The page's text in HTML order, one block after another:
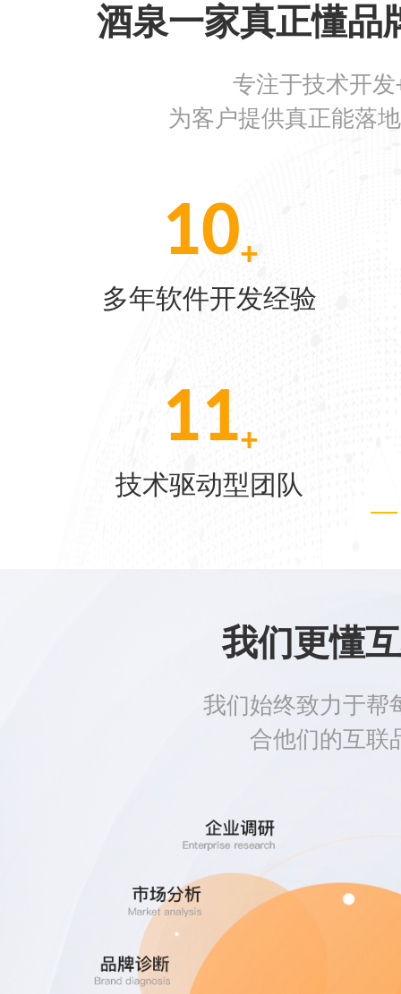
[11-05]
[08-19]
[05-28]
[05-21]
酒泉一家真正懂品
专注于技术开
为客户提供真正能落
10+
多年软件开发经验
25+
技术驱动型团队
我们更懂
我们始终致力于帮
合他们的互联